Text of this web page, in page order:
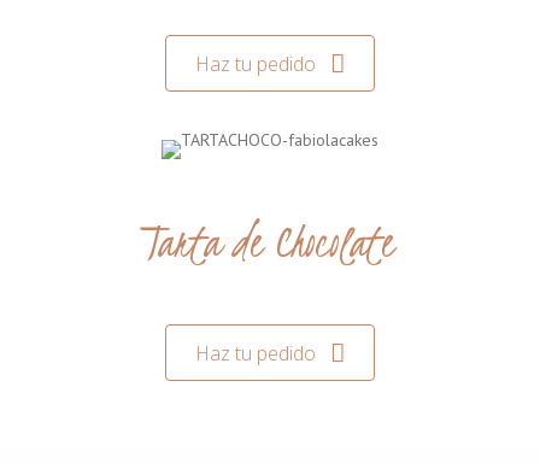
Haz tu pedido
Tarta de Chocolate
Haz tu pedido